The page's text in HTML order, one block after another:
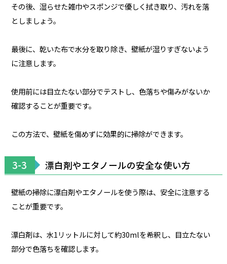
その後、湿らせた雑巾やスポンジで優しく拭き取り、汚れを落
としましょう。
最後に、乾いた布で水分を取り除き、壁紙が湿りすぎないよう
に注意します。
使用前には目立たない部分でテストし、色落ちや傷みがないか
確認することが重要です。
この方法で、壁紙を傷めずに効果的に掃除ができます。
3-3 漂白剤やエタノールの安全な使い方
壁紙の掃除に漂白剤やエタノールを使う際は、安全に注意する
ことが重要です。
漂白剤は、水1リットルに対して約30mlを希釈し、目立たない
部分で色落ちを確認します。